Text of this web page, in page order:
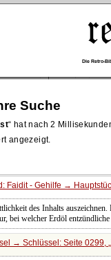
Die Retro-
Suche
hat nach 2
angezeigt.
Faidit - Gehilfe →
des Inhalts
bei welcher Erdöl
→ Schlüssel: Seite 0299,